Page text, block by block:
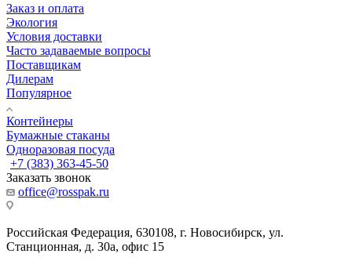
Заказ и оплата
Экология
Условия доставки
Часто задаваемые вопросы
Поставщикам
Дилерам
Популярное
Контейнеры
Бумажные стаканы
Одноразовая посуда
+7 (383) 363-45-50
Заказать звонок
office@rosspak.ru
Российская Федерация, 630108, г. Новосибирск, ул.
Станционная, д. 30а, офис 15